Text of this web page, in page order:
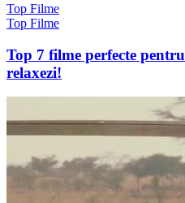
Top Filme
Top Filme
Top 7 filme perfecte
relaxezi!